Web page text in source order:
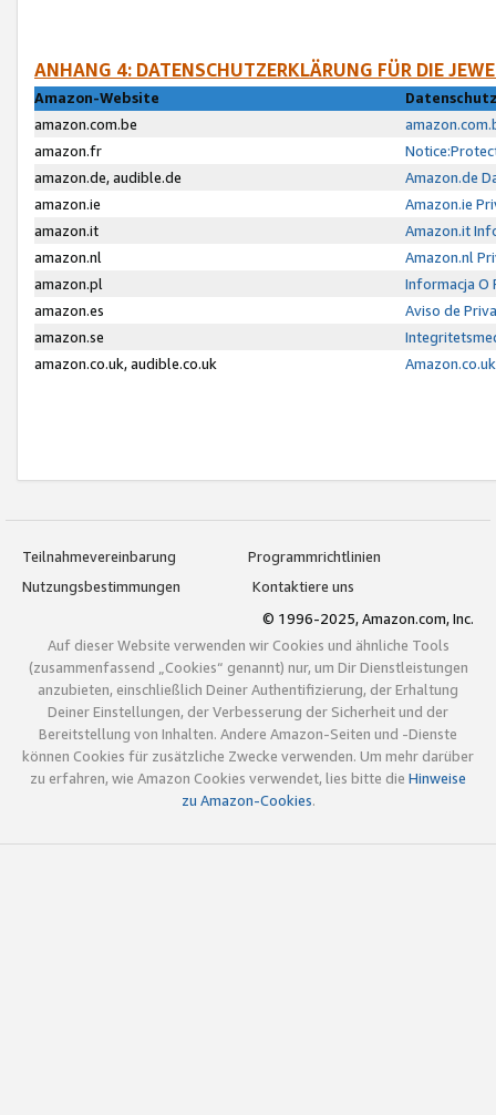
ANHANG 4: DATENSCHUTZERKLÄRUNG FÜR DIE
Amazon-Website
amazon.com.be
amazon.fr
amazon.de, audible.de
Amazon.de
amazon.ie
Amazon.ie
amazon.it
Amazon.it
amazon.nl
Amazon.nl
amazon.pl
Informacja O
amazon.es
Aviso de
amazon.se
amazon.co.uk, audible.co.uk
Teilnahmevereinbarung
Programmrichtlinien
Nutzungsbestimmungen
Kontaktiere uns
© 1996-2025, Amazon.com, Inc.
Auf dieser Website verwenden wir Cookies und ähnliche Tools
(zusammenfassend „Cookies“ genannt) nur, um Dir Dienstleistungen
anzubieten, einschließlich Deiner Authentifizierung, der Erhaltung
Deiner Einstellungen, der Verbesserung der Sicherheit und der
Bereitstellung von Inhalten. Andere Amazon-Seiten und -Dienste
können Cookies für zusätzliche Zwecke verwenden. Um mehr darüber
zu erfahren, wie Amazon Cookies verwendet, lies bitte die Hinweise
zu Amazon-Cookies.